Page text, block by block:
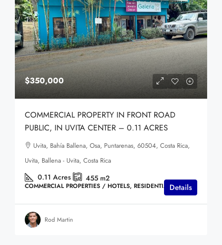
$350,000
COMMERCIAL PROPERTY IN FRONT ROAD
PUBLIC, IN UVITA CENTER – 0.11 ACRES
Uvita, Bahía Ballena, Osa, Puntarenas, 60504, Costa Rica,
Uvita, Ballena - Uvita, Costa Rica
0.11 Acres 455 m2
COMMERCIAL PROPERTIES / HOTELS, RESIDENTIAL HOMES
Details
Rod Martin